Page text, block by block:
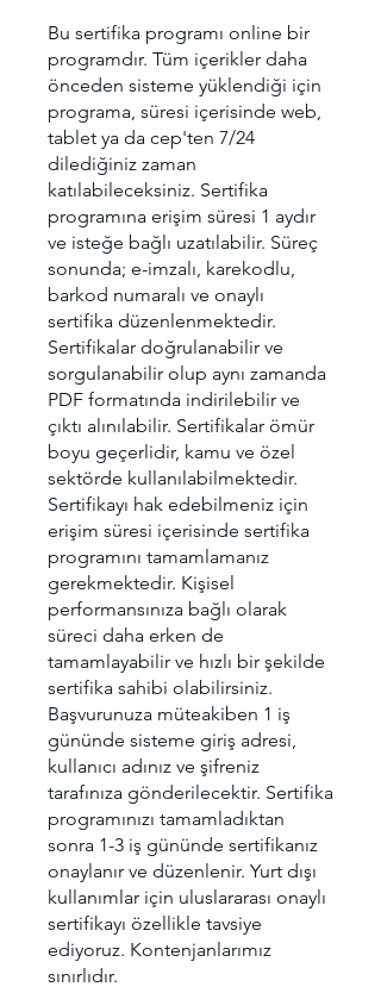
Bu sertifika programı online bir
programdır. Tüm içerikler daha
önceden sisteme yüklendiği için
programa, süresi içerisinde web,
tablet ya da cep'ten 7/24
dilediğiniz zaman
katılabileceksiniz. Sertifika
programına erişim süresi 1 aydır
ve isteğe bağlı uzatılabilir. Süreç
sonunda; e-imzalı, karekodlu,
barkod numaralı ve onaylı
sertifika düzenlenmektedir.
Sertifikalar doğrulanabilir ve
sorgulanabilir olup aynı zamanda
PDF formatında indirilebilir ve
çıktı alınılabilir. Sertifikalar ömür
boyu geçerlidir, kamu ve özel
sektörde kullanılabilmektedir.
Sertifikayı hak edebilmeniz için
erişim süresi içerisinde sertifika
programını tamamlamanız
gerekmektedir. Kişisel
performansınıza bağlı olarak
süreci daha erken de
tamamlayabilir ve hızlı bir şekilde
sertifika sahibi olabilirsiniz.
Başvurunuza müteakiben 1 iş
gününde sisteme giriş adresi,
kullanıcı adınız ve şifreniz
tarafınıza gönderilecektir. Sertifika
programınızı tamamladıktan
sonra 1-3 iş gününde sertifikanız
onaylanır ve düzenlenir. Yurt dışı
kullanımlar için uluslararası onaylı
sertifikayı özellikle tavsiye
ediyoruz. Kontenjanlarımız
sınırlıdır.